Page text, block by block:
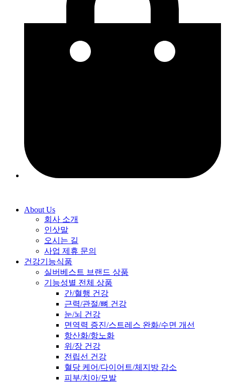
About Us
회사 소개
인삿말
오시는 길
사업 제휴 문의
건강기능식품
실버베스트 브랜드 상품
기능성별 전체 상품
간/혈행 건강
근력/관절/뼈 건강
눈/뇌 건강
면역력 증진/스트레스 완화/수면 개선
항산화/항노화
위/장 건강
전립선 건강
혈당 케어/다이어트/체지방 감소
피부/치아/모발